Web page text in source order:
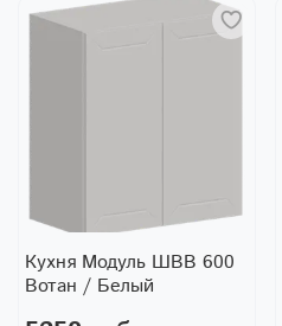
Кухня Модуль ШВВ 600
Вотан / Белый